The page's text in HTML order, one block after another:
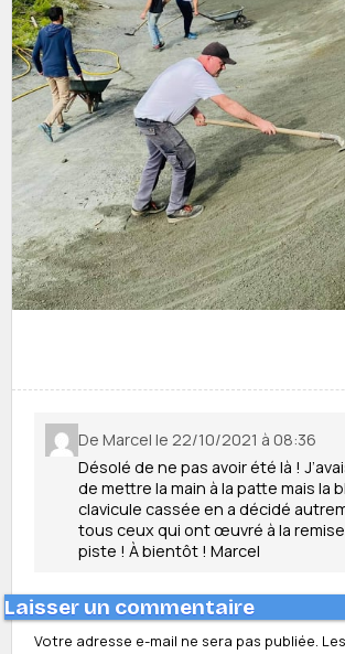
De Marcel le 22/10/2021 à 08:36
Désolé de ne pas avoir été là !
de mettre la main à la patte mais la
clavicule cassée en a décidé
tous ceux qui ont œuvré à la
piste ! À bientôt ! Marcel
Laisser un commentaire
Votre adresse e-mail ne sera pas publiée.